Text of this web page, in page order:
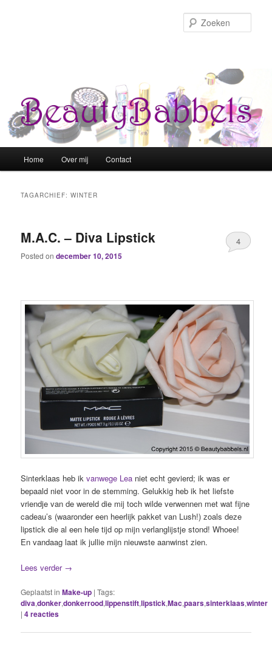
Spring naar de primaire inhoud
Spring naar de secundaire inhoud
Home Over mij Contact
TAGARCHIEF:WINTER
M.A.C. – Diva Lipstick
Posted ondecember 10, 2015
4
Sinterklaas heb ikvanwege Lea niet echt gevierd; ik was er
bepaald niet voor in de stemming. Gelukkig heb ik het liefste
vriendje van de wereld die mij toch wilde verwennen met wat fijne
cadeau’s (waaronder een heerlijk pakket van Lush!) zoals deze
lipstick die al een hele tijd op mijn verlanglijstje stond! Whoee!
En vandaag laat ik jullie mijn nieuwste aanwinst zien.
Lees verder →
Geplaatst in Make-up |Tags:
diva,donker,donkerrood,lippenstift,lipstick,Mac,paars,sinterklaas,winter
|4reacties